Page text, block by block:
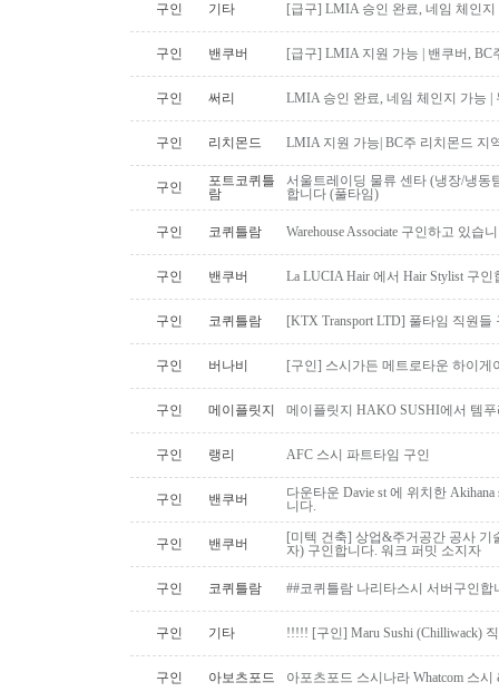
구인 기타 [급구] LMIA 승인 완료, 네임 체인
구인 밴쿠버 [급구] LMIA 지원 가능 | 밴쿠버,
구인 써리 LMIA 승인 완료, 네임 체인지 가능 |
구인 리치몬드 LMIA 지원 가능| BC주 리치몬드 지
구인
포트코퀴틀
람
서울트레이딩 물류 센타 (냉장/냉동
합니다 (풀타임)
구인 코퀴틀람 Warehouse Associate 구인하고 있습
구인 밴쿠버 La LUCIA Hair 에서 Hair Stylist 구인
구인 코퀴틀람 [KTX Transport LTD] 풀타임 직원
구인 버나비 [구인] 스시가든 메트로타운 하이게
구인 메이플릿지 메이플릿지 HAKO SUSHI에서 템
구인 랭리 AFC 스시 파트타임 구인
구인 밴쿠버
다운타운 Davie st 에 위치한
니다.
구인 밴쿠버
[미텍 건축] 상업&주거공간 공사
자) 구인합니다. 워크 퍼밋 소지자
구인 코퀴틀람 ##코퀴틀람 나리타스시 서버구인합
구인 기타 !!!!! [구인] Maru Sushi (Chilliwack)
구인 아보츠포드 아포츠포드 스시나라 Whatcom 스